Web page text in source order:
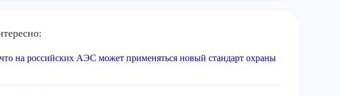
на российских АЭС может применяться новый стандарт охраны